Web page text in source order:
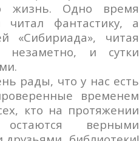
жизнь. Одно время
читал фантастику, а
«Сибириада», читая
и сутки
рады, что у нас есть
временем
кто на протяжении
верными